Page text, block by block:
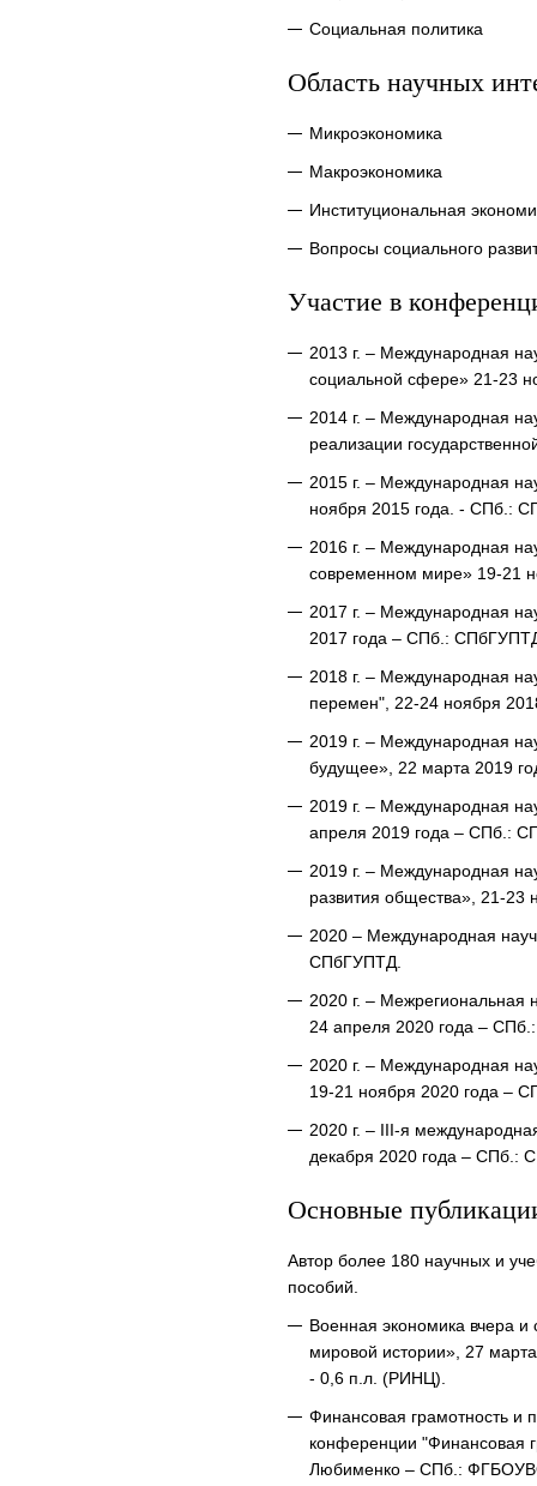
Социальная политика
Область научных
Микроэкономика
Макроэкономика
Институциональная
Вопросы социального
Участие в
2013 г. – Международная
социальной сфере» 21-23
2014 г. – Международная
реализации
2015 г. – Международная
ноября 2015 года. - СПб.:
2016 г. – Международная
современном мире» 19-21
2017 г. – Международная
2017 года – СПб.:
2018 г. – Международная
перемен", 22-24 ноября
2019 г. – Международная
будущее», 22 марта 2019
2019 г. – Международная
апреля 2019 года – СПб.:
2019 г. – Международная
развития общества», 21-
2020 – Международная
СПбГУПТД.
2020 г. – Межрегиональная
24 апреля 2020 года –
2020 г. – Международная
19-21 ноября 2020 года –
2020 г. – III-я
декабря 2020 года – СПб.:
Основные
Автор более 180 научных и
пособий.
Военная экономика вчера
мировой истории», 27
- 0,6 п.л. (РИНЦ).
Финансовая грамотность и
конференции "Финансовая
Любименко – СПб.: